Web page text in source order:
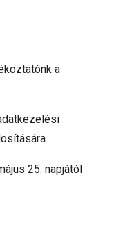
a
25. napjától